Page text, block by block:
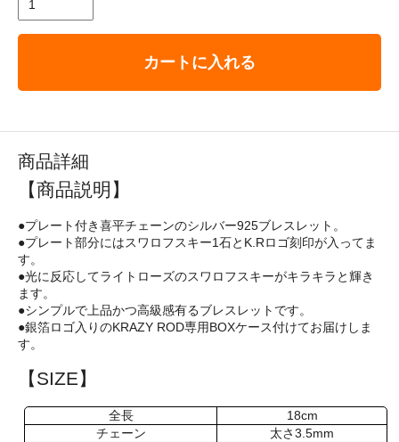
カートに入れる
商品詳細
【商品説明】
●プレート付き喜平チェーンのシルバー925ブレスレット。
●プレート部分にはスワロフスキー1石とK.Rロゴ刻印が入ってま
す。
●光に反応してライトローズのスワロフスキーがキラキラと輝き
ます。
●シンプルで上品かつ高級感有るブレスレットです。
●銀箔ロゴ入りのKRAZY ROD専用BOXケース付けてお届けしま
す。
【SIZE】
全長
18cm
チェーン
太さ3.5mm